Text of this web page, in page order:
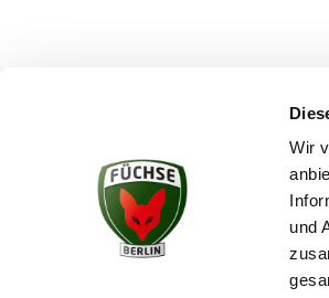
Wir
und
KONTAKT